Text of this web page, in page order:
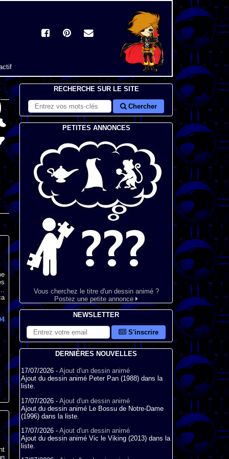
RECHERCHE SUR LE SITE
Chercher
PETITES ANNONCES
Vous cherchez le titre d'un dessin animé ?
Postez une petite annonce
NEWSLETTER
S'inscrire
DERNIÈRES NOUVELLES
17/07/2026 - Ajout d'un dessin animé
Ajout du dessin animé Peter Pan (1988) dans la
liste.
17/07/2026 - Ajout d'un dessin animé
Ajout du dessin animé Le Bossu de Notre-Dame
(1996) dans la liste.
17/07/2026 - Ajout d'un dessin animé
Ajout du dessin animé Vic le Viking (2013) dans la
liste.